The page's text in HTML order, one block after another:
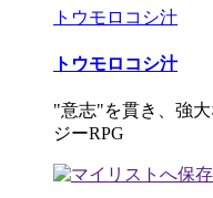
トウモロコシ汁
トウモロコシ汁
"意志"を貫き、強
ジーRPG